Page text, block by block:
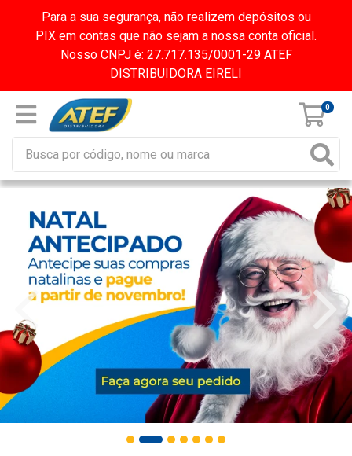
Para a sua segurança, não realizem depósitos ou
PIX em contas que não sejam a nossa conta oficial.
Nosso CNPJ é: 27.717.135/0001-29 ATEF
DISTRIBUIDORA EIRELI
0